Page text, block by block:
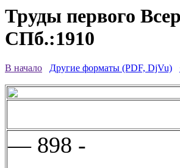
Труды первого
СПб.:1910
В начало Другие форматы (PDF, DjVu)
— 898 -